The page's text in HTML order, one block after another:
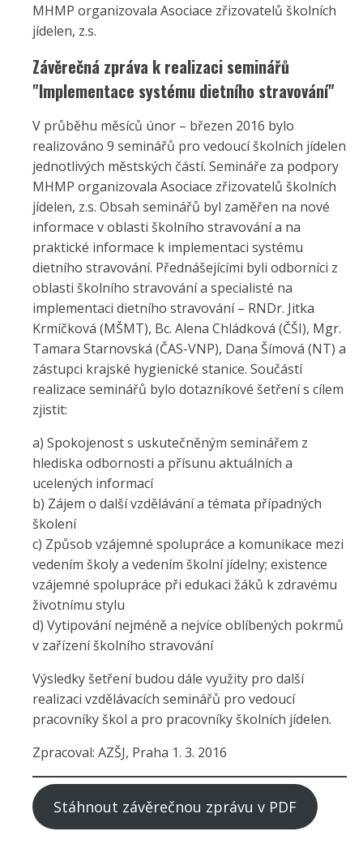
MHMP organizovala Asociace zřizovatelů školních
jídelen, z.s.
Závěrečná zpráva k realizaci seminářů
"Implementace systému dietního stravování"
V průběhu měsíců únor – březen 2016 bylo
realizováno 9 seminářů pro vedoucí školních jídelen
jednotlivých městských částí. Semináře za podpory
MHMP organizovala Asociace zřizovatelů školních
jídelen, z.s. Obsah seminářů byl zaměřen na nové
informace v oblasti školního stravování a na
praktické informace k implementaci systému
dietního stravování. Přednášejícími byli odborníci z
oblasti školního stravování a specialisté na
implementaci dietního stravování – RNDr. Jitka
Krmíčková (MŠMT), Bc. Alena Chládková (ČŠI), Mgr.
Tamara Starnovská (ČAS-VNP), Dana Šímová (NT) a
zástupci krajské hygienické stanice. Součástí
realizace seminářů bylo dotazníkové šetření s cílem
zjistit:
a) Spokojenost s uskutečněným seminářem z
hlediska odbornosti a přísunu aktuálních a
ucelených informací
b) Zájem o další vzdělávání a témata případných
školení
c) Způsob vzájemné spolupráce a komunikace mezi
vedením školy a vedením školní jídelny; existence
vzájemné spolupráce při edukaci žáků k zdravému
životnímu stylu
d) Vytipování nejméně a nejvíce oblíbených pokrmů
v zařízení školního stravování
Výsledky šetření budou dále využity pro další
realizaci vzdělávacích seminářů pro vedoucí
pracovníky škol a pro pracovníky školních jídelen.
Zpracoval: AZŠJ, Praha 1. 3. 2016
Stáhnout závěrečnou zprávu v PDF